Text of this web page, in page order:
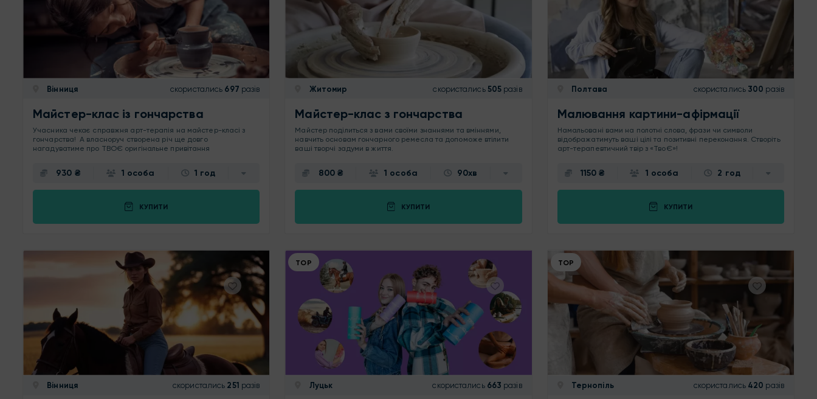
Вінниця скористались 697 разів
Майстер-клас із гончарства
Учасника чекає справжня арт-терапія на майстер-класі з
гончарства! А власноруч створена річ ще довго
нагадуватиме про ТВОЄ оригінальне привітання
930 ₴ 1 особа 1 год
КУПИТИ
Житомир скористались 505 разів
Майстер-клас з гончарства
Майстер поділиться з вами своїми знаннями та вміннями,
навчить основам гончарного ремесла та допоможе втілити
ваші творчі задуми в життя.
800 ₴ 1 особа 90хв
КУПИТИ
Полтава скористались 300 разів
Малювання картини-афірмації
Намальовані вами на полотні слова, фрази чи символи
відображатимуть ваші цілі та позитивні переконання. Створіть
арт-терапевтичний твір з «ТвоЄ»!
1150 ₴ 1 особа 2 год
КУПИТИ
Вінниця скористались 251 разів
ТОР
Луцьк скористались 663 разів
ТОР
Тернопіль скористались 420 разів